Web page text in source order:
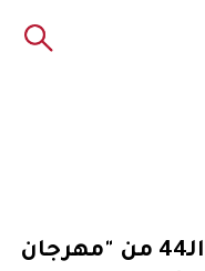
تعرفوا إلى تفاصيل الدورة الـ44 من "مهرجان